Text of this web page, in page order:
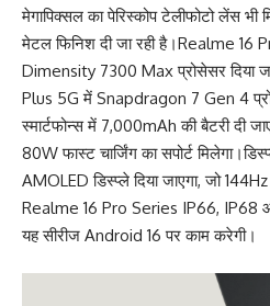
मेगापिक्सल का पेरिस्कोप टेलीफोटो लेंस
मेटल फिनिश दी जा रही है।Realme 16
Dimensity 7300 Max प्रोसेसर दिया
Plus 5G में Snapdragon 7 Gen 4
स्मार्टफोन्स में 7,000mAh की बैटरी दी
80W फास्ट चार्जिंग का सपोर्ट मिलेगा।
AMOLED डिस्प्ले दिया जाएगा, जो
Realme 16 Pro Series IP66, IP68
यह सीरीज Android 16 पर काम करेगी।